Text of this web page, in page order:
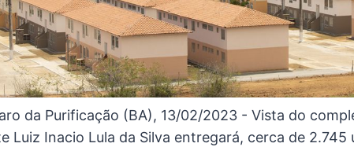
da Purificação (BA), 13/02/2023 - Vista do
Luiz Inacio Lula da Silva entregará, cerca de 2.745